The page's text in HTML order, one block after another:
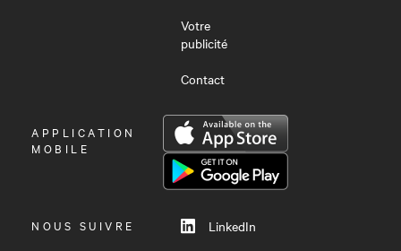
Votre
publicité
Contact
OUVRIR
LE
APPLICATION
MOBILE
NOUS SUIVRE
LinkedIn